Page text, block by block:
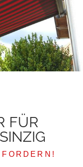
FÜR